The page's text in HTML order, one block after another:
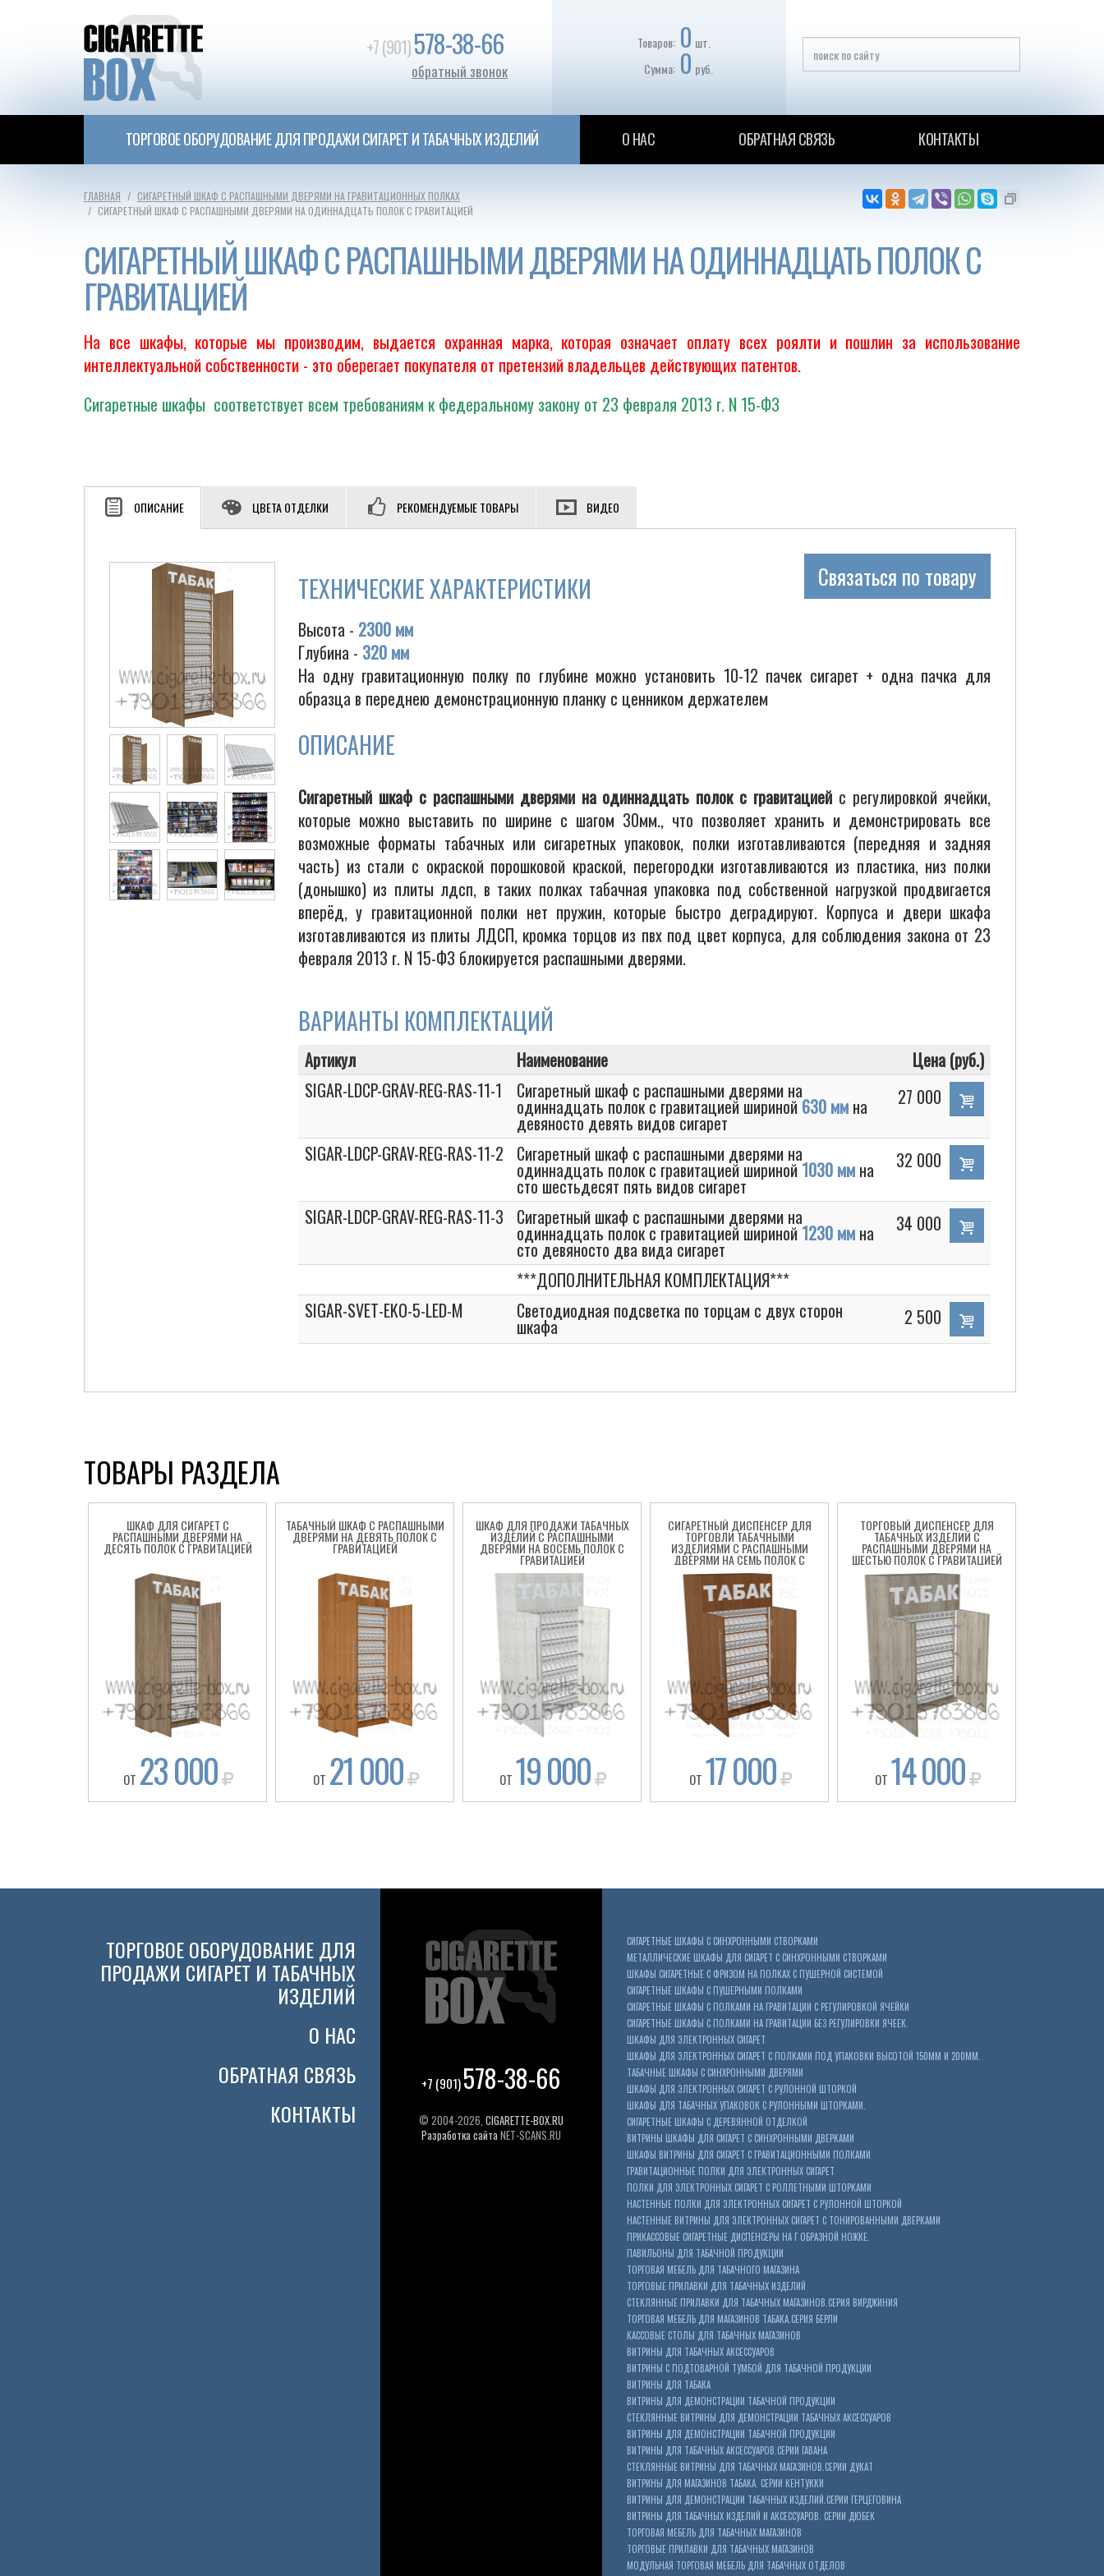
Cigarette Box
+7 (901)578-38-66
обратный звонок
Товаров: 0 шт.
Сумма: 0 руб.
ТОРГОВОЕ ОБОРУДОВАНИЕ ДЛЯ ПРОДАЖИ СИГАРЕТ И ТАБАЧНЫХ ИЗДЕЛИЙ О НАС ОБРАТНАЯ СВЯЗЬ КОНТАКТЫ
ГЛАВНАЯ
СИГАРЕТНЫЙ ШКАФ С РАСПАШНЫМИ ДВЕРЯМИ НА ГРАВИТАЦИОННЫХ ПОЛКАХ
СИГАРЕТНЫЙ ШКАФ С РАСПАШНЫМИ ДВЕРЯМИ НА ОДИННАДЦАТЬ ПОЛОК С ГРАВИТАЦИЕЙ
СИГАРЕТНЫЙ ШКАФ С РАСПАШНЫМИ ДВЕРЯМИ НА ОДИННАДЦАТЬ ПОЛОК С
ГРАВИТАЦИЕЙ
На все шкафы, которые мы производим, выдается охранная марка, которая означает оплату всех роялти и пошлин за использование
интеллектуальной собственности - это оберегает покупателя от претензий владельцев действующих патентов.
Сигаретные шкафы соответствует всем требованиям к федеральному закону от 23 февраля 2013 г. N 15-ФЗ
ОПИСАНИЕ ЦВЕТА ОТДЕЛКИ РЕКОМЕНДУЕМЫЕ ТОВАРЫ ВИДЕО
Связаться по товару
ТЕХНИЧЕСКИЕ ХАРАКТЕРИСТИКИ
Высота - 2300 мм
Глубина - 320 мм
На одну гравитационную полку по глубине можно установить 10-12 пачек сигарет + одна пачка для
образца в переднею демонстрационную планку с ценником держателем
ОПИСАНИЕ
Сигаретный шкаф с распашными дверями на одиннадцать полок с гравитацией с регулировкой ячейки,
которые можно выставить по ширине с шагом 30мм., что позволяет хранить и демонстрировать все
возможные форматы табачных или сигаретных упаковок, полки изготавливаются (передняя и задняя
часть) из стали с окраской порошковой краской, перегородки изготавливаются из пластика, низ полки
(донышко) из плиты лдсп, в таких полках табачная упаковка под собственной нагрузкой продвигается
вперёд, у гравитационной полки нет пружин, которые быстро деградируют. Корпуса и двери шкафа
изготавливаются из плиты ЛДСП, кромка торцов из пвх под цвет корпуса, для соблюдения закона от 23
февраля 2013 г. N 15-ФЗ блокируется распашными дверями.
ВАРИАНТЫ КОМПЛЕКТАЦИЙ
Артикул Наименование
Цена (руб.)
SIGAR-LDCP-GRAV-REG-RAS-11-1
Сигаретный шкаф с распашными дверями на
одиннадцать полок с гравитацией шириной 630 мм на
девяносто девять видов сигарет
27 000
SIGAR-LDCP-GRAV-REG-RAS-11-2 Сигаретный шкаф с распашными дверями на
одиннадцать полок с гравитацией шириной 1030 мм на
сто шестьдесят пять видов сигарет
32 000
SIGAR-LDCP-GRAV-REG-RAS-11-3 Сигаретный шкаф с распашными дверями на
одиннадцать полок с гравитацией шириной 1230 мм на
сто девяносто два вида сигарет
34 000
***ДОПОЛНИТЕЛЬНАЯ КОМПЛЕКТАЦИЯ***
SIGAR-SVET-EKO-5-LED-M
Светодиодная подсветка по торцам с двух сторон
шкафа 2 500
ТОВАРЫ РАЗДЕЛА
ШКАФ ДЛЯ СИГАРЕТ С
РАСПАШНЫМИ ДВЕРЯМИ НА
ДЕСЯТЬ ПОЛОК С ГРАВИТАЦИЕЙ
ОТ 23 000
ТАБАЧНЫЙ ШКАФ С РАСПАШНЫМИ
ДВЕРЯМИ НА ДЕВЯТЬ ПОЛОК С
ГРАВИТАЦИЕЙ
ОТ 21 000
ШКАФ ДЛЯ ПРОДАЖИ ТАБАЧНЫХ
ИЗДЕЛИЙ С РАСПАШНЫМИ
ДВЕРЯМИ НА ВОСЕМЬ ПОЛОК С
ГРАВИТАЦИЕЙ
ОТ 19 000
СИГАРЕТНЫЙ ДИСПЕНСЕР ДЛЯ
ТОРГОВЛИ ТАБАЧНЫМИ
ИЗДЕЛИЯМИ С РАСПАШНЫМИ
ДВЕРЯМИ НА СЕМЬ ПОЛОК С
ГРАВИТАЦИЕЙ
ОТ 17 000
ТОРГОВЫЙ ДИСПЕНСЕР ДЛЯ
ТАБАЧНЫХ ИЗДЕЛИЙ С
РАСПАШНЫМИ ДВЕРЯМИ НА
ШЕСТЬЮ ПОЛОК С ГРАВИТАЦИЕЙ
ОТ 14 000
ТОРГОВОЕ ОБОРУДОВАНИЕ ДЛЯ
ПРОДАЖИ СИГАРЕТ И ТАБАЧНЫХ
ИЗДЕЛИЙ
О НАС
ОБРАТНАЯ СВЯЗЬ
КОНТАКТЫ
+7 (901)578-38-66
© 2004-2026, CIGARETTE-BOX.RU
Разработка сайтаNET-SCANS.RU
СИГАРЕТНЫЕ ШКАФЫ С СИНХРОННЫМИ СТВОРКАМИ
МЕТАЛЛИЧЕСКИЕ ШКАФЫ ДЛЯ СИГАРЕТ С СИНХРОННЫМИ СТВОРКАМИ
ШКАФЫ СИГАРЕТНЫЕ С ФРИЗОМ НА ПОЛКАХ С ПУШЕРНОЙ СИСТЕМОЙ
СИГАРЕТНЫЕ ШКАФЫ С ПУШЕРНЫМИ ПОЛКАМИ
СИГАРЕТНЫЕ ШКАФЫ С ПОЛКАМИ НА ГРАВИТАЦИИ С РЕГУЛИРОВКОЙ ЯЧЕЙКИ
СИГАРЕТНЫЕ ШКАФЫ С ПОЛКАМИ НА ГРАВИТАЦИИ БЕЗ РЕГУЛИРОВКИ ЯЧЕЕК.
ШКАФЫ ДЛЯ ЭЛЕКТРОННЫХ СИГАРЕТ
ШКАФЫ ДЛЯ ЭЛЕКТРОННЫХ СИГАРЕТ С ПОЛКАМИ ПОД УПАКОВКИ ВЫСОТОЙ 150ММ И 200ММ.
ТАБАЧНЫЕ ШКАФЫ С СИНХРОННЫМИ ДВЕРЯМИ
ШКАФЫ ДЛЯ ЭЛЕКТРОННЫХ СИГАРЕТ С РУЛОННОЙ ШТОРКОЙ
ШКАФЫ ДЛЯ ТАБАЧНЫХ УПАКОВОК С РУЛОННЫМИ ШТОРКАМИ.
СИГАРЕТНЫЕ ШКАФЫ С ДЕРЕВЯННОЙ ОТДЕЛКОЙ
ВИТРИНЫ ШКАФЫ ДЛЯ СИГАРЕТ С СИНХРОННЫМИ ДВЕРКАМИ
ШКАФЫ ВИТРИНЫ ДЛЯ СИГАРЕТ С ГРАВИТАЦИОННЫМИ ПОЛКАМИ
ГРАВИТАЦИОННЫЕ ПОЛКИ ДЛЯ ЭЛЕКТРОННЫХ СИГАРЕТ
ПОЛКИ ДЛЯ ЭЛЕКТРОННЫХ СИГАРЕТ С РОЛЛЕТНЫМИ ШТОРКАМИ
НАСТЕННЫЕ ПОЛКИ ДЛЯ ЭЛЕКТРОННЫХ СИГАРЕТ С РУЛОННОЙ ШТОРКОЙ
НАСТЕННЫЕ ВИТРИНЫ ДЛЯ ЭЛЕКТРОННЫХ СИГАРЕТ С ТОНИРОВАННЫМИ ДВЕРКАМИ
ПРИКАССОВЫЕ СИГАРЕТНЫЕ ДИСПЕНСЕРЫ НА Г ОБРАЗНОЙ НОЖКЕ.
ПАВИЛЬОНЫ ДЛЯ ТАБАЧНОЙ ПРОДУКЦИИ
ТОРГОВАЯ МЕБЕЛЬ ДЛЯ ТАБАЧНОГО МАГАЗИНА
ТОРГОВЫЕ ПРИЛАВКИ ДЛЯ ТАБАЧНЫХ ИЗДЕЛИЙ
СТЕКЛЯННЫЕ ПРИЛАВКИ ДЛЯ ТАБАЧНЫХ МАГАЗИНОВ.СЕРИЯ ВИРДЖИНИЯ
ТОРГОВАЯ МЕБЕЛЬ ДЛЯ МАГАЗИНОВ ТАБАКА.СЕРИЯ БЕРЛИ
КАССОВЫЕ СТОЛЫ ДЛЯ ТАБАЧНЫХ МАГАЗИНОВ
ВИТРИНЫ ДЛЯ ТАБАЧНЫХ АКСЕССУАРОВ
ВИТРИНЫ С ПОДТОВАРНОЙ ТУМБОЙ ДЛЯ ТАБАЧНОЙ ПРОДУКЦИИ
ВИТРИНЫ ДЛЯ ТАБАКА
ВИТРИНЫ ДЛЯ ДЕМОНСТРАЦИИ ТАБАЧНОЙ ПРОДУКЦИИ
СТЕКЛЯННЫЕ ВИТРИНЫ ДЛЯ ДЕМОНСТРАЦИИ ТАБАЧНЫХ АКСЕССУАРОВ
ВИТРИНЫ ДЛЯ ДЕМОНСТРАЦИИ ТАБАЧНОЙ ПРОДУКЦИИ
ВИТРИНЫ ДЛЯ ТАБАЧНЫХ АКСЕССУАРОВ.СЕРИИ ГАВАНА
СТЕКЛЯННЫЕ ВИТРИНЫ ДЛЯ ТАБАЧНЫХ МАГАЗИНОВ.СЕРИИ ДУКАТ
ВИТРИНЫ ДЛЯ МАГАЗИНОВ ТАБАКА. СЕРИИ КЕНТУККИ
ВИТРИНЫ ДЛЯ ДЕМОНСТРАЦИИ ТАБАЧНЫХ ИЗДЕЛИЙ.СЕРИИ ГЕРЦЕГОВИНА
ВИТРИНЫ ДЛЯ ТАБАЧНЫХ ИЗДЕЛИЙ И АКСЕССУАРОВ. СЕРИИ ДЮБЕК
ТОРГОВАЯ МЕБЕЛЬ ДЛЯ ТАБАЧНЫХ МАГАЗИНОВ
ТОРГОВЫЕ ПРИЛАВКИ ДЛЯ ТАБАЧНЫХ МАГАЗИНОВ
МОДУЛЬНАЯ ТОРГОВАЯ МЕБЕЛЬ ДЛЯ ТАБАЧНЫХ ОТДЕЛОВ